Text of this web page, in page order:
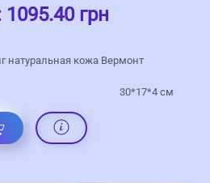
1095.40 грн
натуральная кожа Вермонт
30*17*4 см